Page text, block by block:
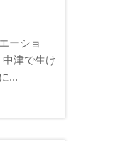
ーショ
中津で生け
...